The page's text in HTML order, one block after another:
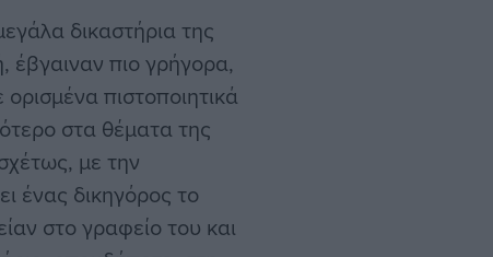
δικαστήρια της
έβγαιναν πιο γρήγορα,
πιστοποιητικά
στα θέματα της
με την
ένας δικηγόρος το
στο γραφείο του και